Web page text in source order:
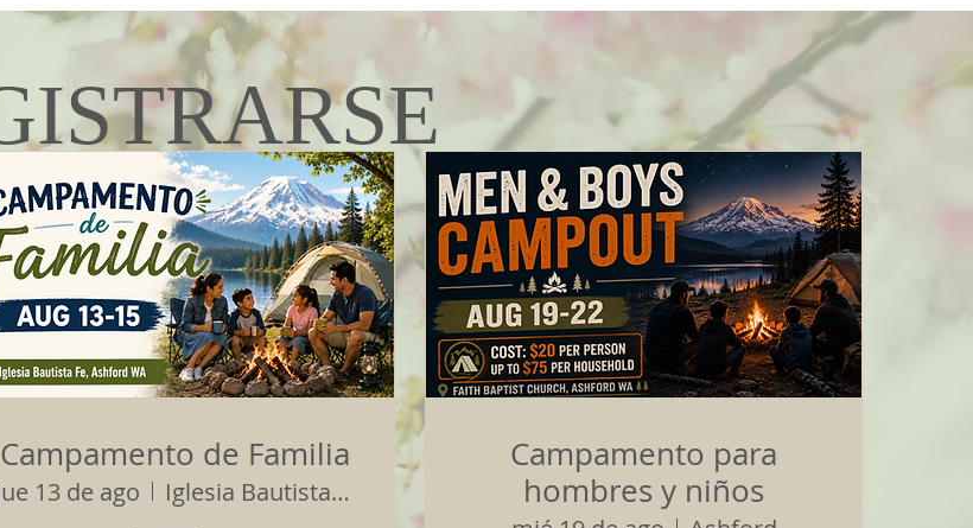
Campamento de Familia
13 de ago Iglesia Bautista Fe de Ashford
Campamento para
hombres y niños